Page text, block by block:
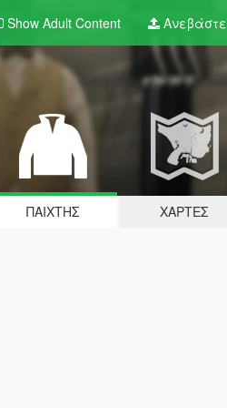
Show Adult Content Ανεβάστε
ΠΑΊΧΤΗΣ ΧΆΡΤΕΣ